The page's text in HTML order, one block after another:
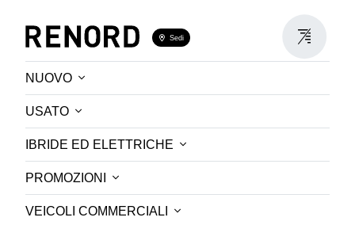
Sedi
NUOVO
USATO
IBRIDE ED ELETTRICHE
PROMOZIONI
VEICOLI COMMERCIALI
STRAWOMAN
Richiedi informazioni